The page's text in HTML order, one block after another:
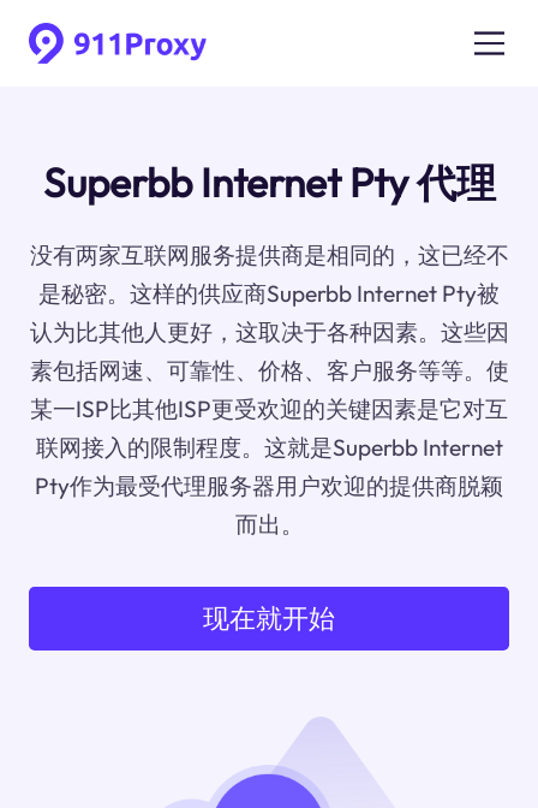
Superbb Internet Pty 代理
没有两家互联网服务提供商是相同的，这已经不
是秘密。这样的供应商Superbb Internet Pty被
认为比其他人更好，这取决于各种因素。这些因
素包括网速、可靠性、价格、客户服务等等。使
某一ISP比其他ISP更受欢迎的关键因素是它对互
联网接入的限制程度。这就是Superbb Internet
Pty作为最受代理服务器用户欢迎的提供商脱颖
而出。
现在就开始